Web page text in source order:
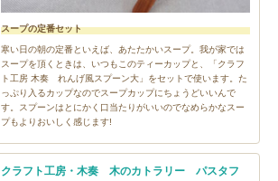
スープの定番セット
寒い日の朝の定番といえば、あたたかいスープ。我が家では
スープを頂くときは、いつもこのティーカップと、「クラフ
ト工房 木奏 れんげ風スプーン大」をセットで使います。た
っぷり入るカップなのでスープカップにちょうどいいんで
す。スプーンはとにかく口当たりがいいのでなめらかなスー
プもよりおいしく感じます!
クラフト工房・木奏 木のカトラリー パスタフ